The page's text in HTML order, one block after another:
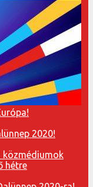
2020!
közmédiumok
hétre